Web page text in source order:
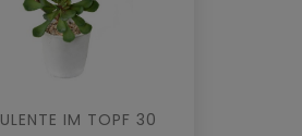
IM TOPF 30